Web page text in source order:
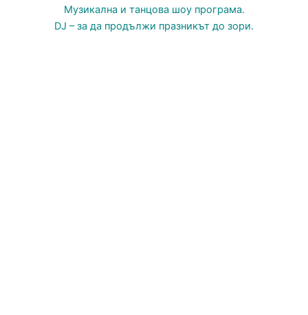
Музикална и танцова шоу програма.
DJ – за да продължи празникът до зори.